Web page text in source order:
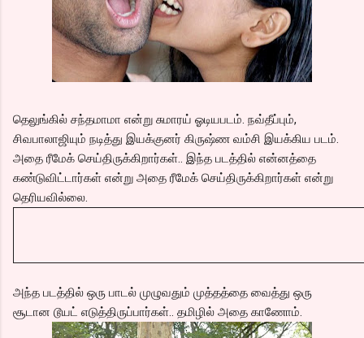
தெலுங்கில் சந்தமாமா என்று சுமாரய் ஓடியபடம். நவ்தீப்பும்,
சிவபாலாஜியும் நடித்து இயக்குனர் கிருஷ்ண வம்சி இயக்கிய படம்.
அதை ரீமேக் செய்திருக்கிறார்கள்.. இந்த படத்தில் என்னத்தை
கண்டுவிட்டார்கள் என்று அதை ரீமேக் செய்திருக்கிறார்கள் என்று
தெரியவில்லை.
அந்த படத்தில் ஒரு பாடல் முழுவதும் முத்தத்தை வைத்து ஒரு
சூடான டூயட் எடுத்திருப்பார்கள்.. தமிழில் அதை காணோம்.